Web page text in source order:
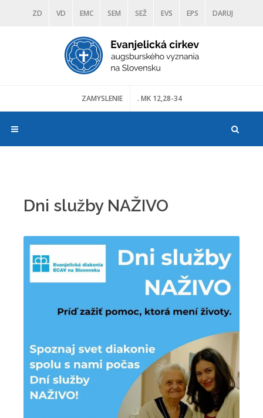
ZD VD EMC SEM SEŽ EVS EPS DARUJ
DIAKONIA ŠKOLY TRANOSCIUS
ZAMYSLENIE . MK 12,28-34
Dni služby NAŽIVO